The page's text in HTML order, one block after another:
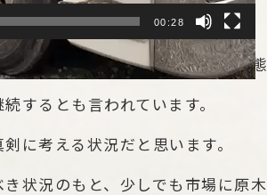
00:28
材の輸入がストップしている状態
するとも言われています。
に考える状況だと思います。
状況のもと、少しでも市場に原